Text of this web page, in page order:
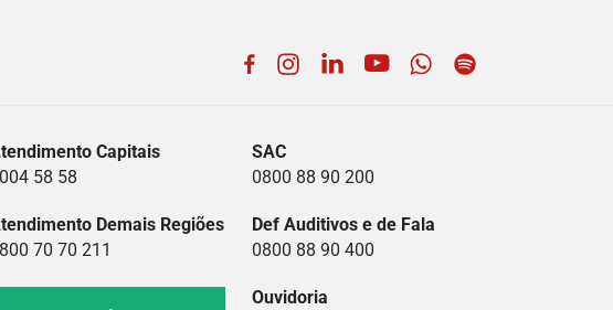
Facebook
Instagram
LinkedIn
YouTubeWhatsApp
Capitais
58 58
Demais Regiões
70 70 211
SAC
0800 88 90 200
Def Auditivos e de Fala
0800 88 90 400
Ouvidoria